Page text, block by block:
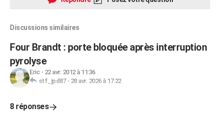
Discussions similaires
Four Brandt : porte bloquée après interruption
pyrolyse
Eric - 22 avr. 2012 à 11:36
stf_jpd87- 28 avr. 2026 à 17:22
8 réponses